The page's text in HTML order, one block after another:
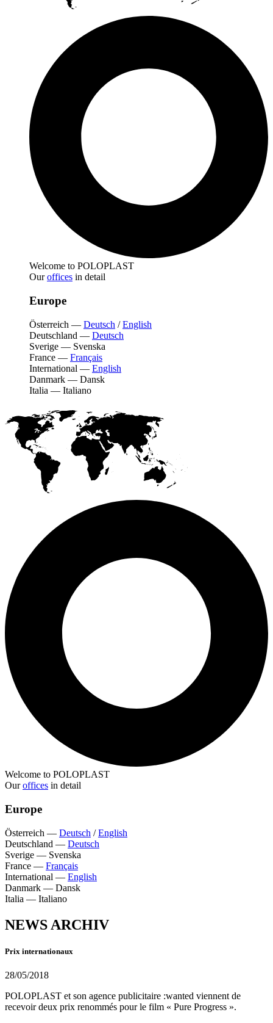
Welcome to POLOPLAST
Ouroffices in detail
Europe
Österreich — Deutsch /English
Deutschland — Deutsch
Sverige — Svenska
France — Français
International — English
Danmark — Dansk
Italia — Italiano
Welcome to POLOPLAST
Ouroffices in detail
Europe
Österreich — Deutsch /English
Deutschland — Deutsch
Sverige — Svenska
France — Français
International — English
Danmark — Dansk
Italia — Italiano
NEWS ARCHIV
Prix internationaux
28/05/2018
POLOPLAST et son agence publicitaire :wanted viennent de
recevoir deux prix renommés pour le film « Pure Progress ».